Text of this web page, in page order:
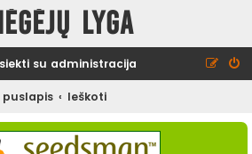
lyga
su administracija
puslapis Ieškoti